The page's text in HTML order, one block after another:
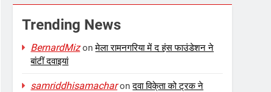
Trending News
BernardMizonमेला रामनगरिया में द हंस फाउंडेशन ने
बांटीं दवाइयां
samriddhisamacharonदवा विके्ता को ट्रक ने